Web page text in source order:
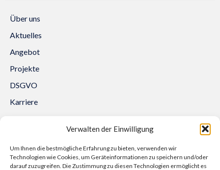
Verwalten der Einwilligung
Um Ihnen die bestmögliche Erfahrung zu bieten, verwenden wir
Technologien wie Cookies, um Geräteinformationen zu speichern und/oder
darauf zuzugreifen. Die Zustimmung zu diesen Technologien ermöglicht es
Über uns
Aktuelles
Angebot
Projekte
DSGVO
Karriere
Trakcja System Sp. z o.o.
Aleja Lipowa 3
53-124 Wrocław